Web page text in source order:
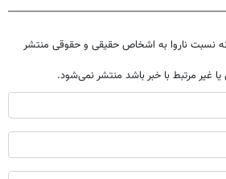
نسبت ناروا به اشخاص حقیقی و حقوقی منتشر
یا غیر مرتبط با خبر باشد منتشر نمی‌شود.